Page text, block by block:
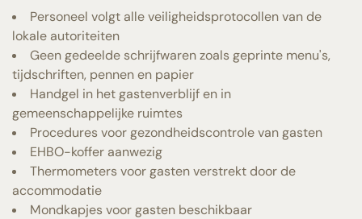
Personeel volgt alle veiligheidsprotocollen van de
lokale autoriteiten
Geen gedeelde schrijfwaren zoals geprinte menu's,
tijdschriften, pennen en papier
Handgel in het gastenverblijf en in
gemeenschappelijke ruimtes
Procedures voor gezondheidscontrole van gasten
EHBO-koffer aanwezig
Thermometers voor gasten verstrekt door de
accommodatie
Mondkapjes voor gasten beschikbaar